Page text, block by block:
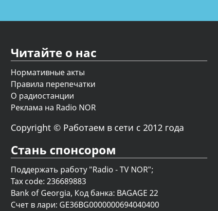
Читайте о нас
Нормативные акты
Правила перепечатки
О радиостанции
Реклама на Radio NOR
Copyright © Работаем в сети с 2012 года
Стань спонсором
Поддержать работу "Radio - TV NOR";
Tax code: 236689883
Bank of Georgia, Код банка: BAGAGE 22
Счет в лари: GE36BG0000000694040400